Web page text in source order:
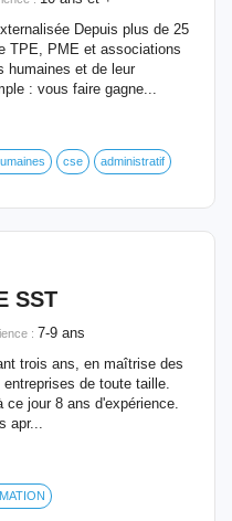
Depuis plus de 25
TPE, PME et associations
humaines et de leur
: vous faire gagne...
cse administratif
SST
: 7-9 ans
trois ans, en maîtrise des
de toute taille.
ce jour 8 ans d'expérience.
apr...